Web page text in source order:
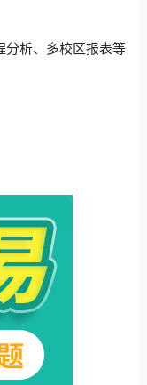
分析、多校区报表等